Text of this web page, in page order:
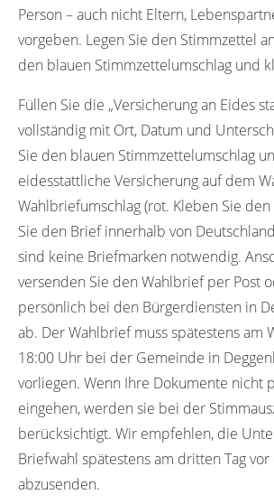
Person – auch nicht Eltern,
vorgeben. Legen Sie den Stimmzettel
den blauen Stimmzettelumschlag und
Füllen Sie die „Versicherung an Eides
vollständig mit Ort, Datum und
Sie den blauen Stimmzettelumschlag
eidesstattliche Versicherung auf dem
Wahlbriefumschlag (rot. Kleben Sie
Sie den Brief innerhalb von
sind keine Briefmarken notwendig.
versenden Sie den Wahlbrief per Post
persönlich bei den Bürgerdiensten in
ab. Der Wahlbrief muss spätestens am
18:00 Uhr bei der Gemeinde in
vorliegen. Wenn Ihre Dokumente nicht
eingehen, werden sie bei der
berücksichtigt. Wir empfehlen, die
Briefwahl spätestens am dritten Tag vor
abzusenden.